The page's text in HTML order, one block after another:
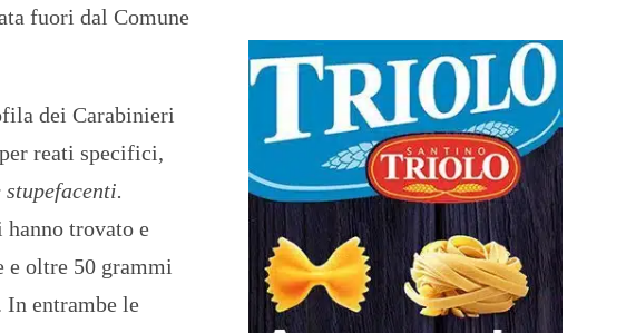
fuori dal Comune
dei Carabinieri
reati specifici,
trovato e
e oltre 50 grammi
In entrambe le